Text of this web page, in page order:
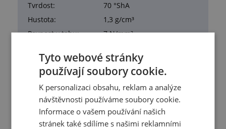
Tvrdost:
70 °ShA
Hustota:
1,3 g/cm³
Pevnost v tahu:
7 N/mm²
Materiál:
EPDM
Pracovní teplota:
-40/+100 °C
Barva:
černá
Hmotnost:
3,960 kg/m²
14,00 m²
Tyto webové stránky
používají soubory cookie.
K personalizaci obsahu, reklam a analýze
návštěvnosti používáme soubory cookie.
Informace o vašem používání našich
stránek také sdílíme s našimi reklamními